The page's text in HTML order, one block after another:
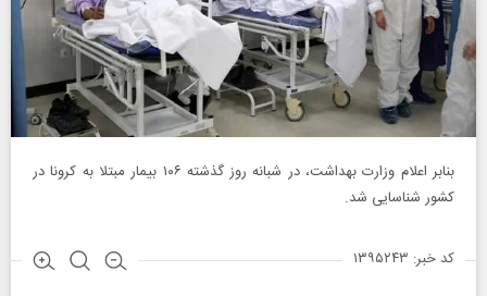
بنابر اعلام وزارت بهداشت، در شبانه روز گذشته ۱۰۶ بیمار مبتلا به کرونا در
کشور شناسایی شد.
کد خبر: ۱۳۹۵۲۴۳